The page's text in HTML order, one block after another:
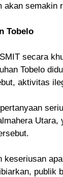
akan semakin
Tobelo
secara
Tobelo
aktivitas
keseriusan
publik